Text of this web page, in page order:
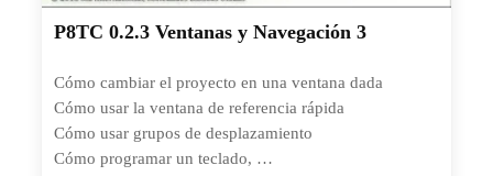
P8TC 0.2.3 Ventanas y Navegación 3
Cómo cambiar el proyecto en una ventana dada
Cómo usar la ventana de referencia rápida
Cómo usar grupos de desplazamiento
Cómo programar un teclado,